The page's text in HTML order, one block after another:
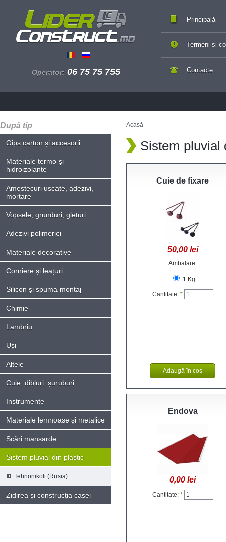
Operator: 06 75 75 755
Principală
Contacte
Termeni si
După tip
Gips carton și accesorii
Materiale termo și
hidroizolante
Amestecuri uscate, adezivi,
mortare
Vopsele, grunduri, gleturi
Adezivi polimerici
Materiale decorative
Corniere și leațuri
Silicon și spuma montaj
Chimie
Lambriu
Uși
Altele
Cuie, dibluri, șuruburi
Instrumente
Materiale lemnoase și metalice
Scări mansarde
Sistem pluvial din plastic
Tehnonikoli (Rusia)
Zidirea și construcția casei
Acasă
Sistem pluvial
Cuie de fixare
50,00 lei
Ambalare:
1 Kg
Cantitate: *
Endova
0,00 lei
Cantitate: *